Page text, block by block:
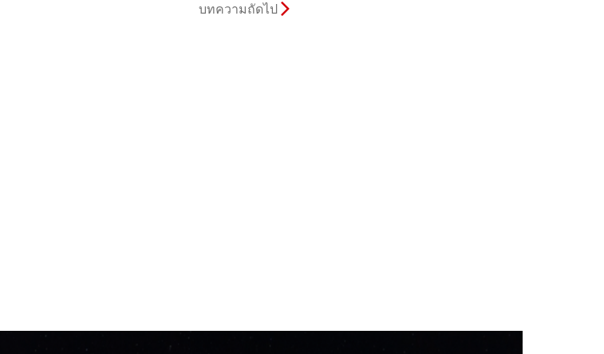
บทความถัดไป